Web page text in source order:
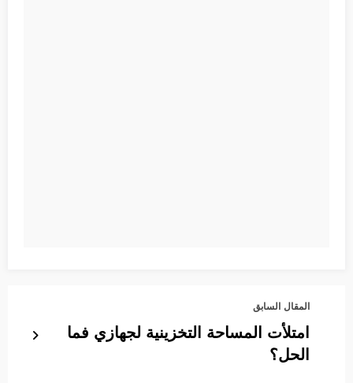
المقال السابق
امتلأت المساحة التخزينية لجهازي فما
الحل؟